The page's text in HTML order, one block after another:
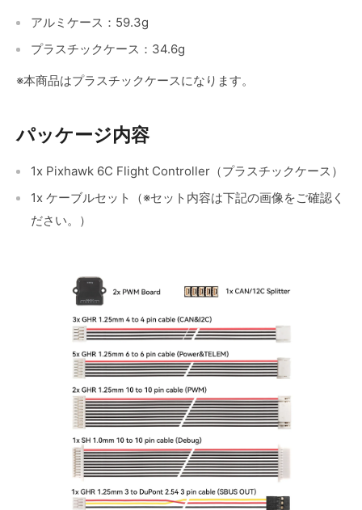
アルミケース：59.3g
プラスチックケース：34.6g
※本商品はプラスチックケースになります。
パッケージ内容
1x Pixhawk 6C Flight Controller（プラスチックケース）
1x ケーブルセット（※セット内容は下記の画像をご確認く
ださい。）